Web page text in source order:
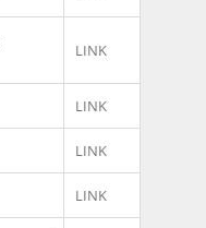
LINK
LINK
LINK
LINK